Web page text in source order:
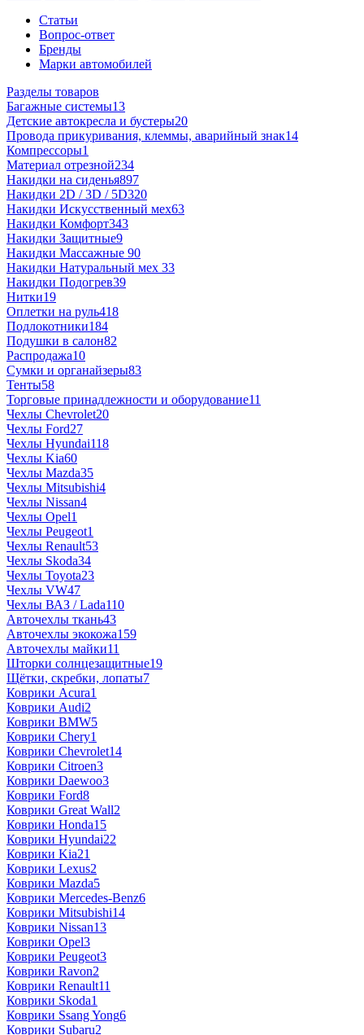
Статьи
Вопрос-ответ
Бренды
Марки автомобилей
Разделы товаров
Багажные системы13
Детские автокресла и бустеры20
Провода прикуривания, клеммы, аварийный знак14
Компрессоры1
Материал отрезной234
Накидки на сиденья897
Накидки 2D / 3D / 5D320
Накидки Искусственный мех63
Накидки Комфорт343
Накидки Защитные9
Накидки Массажные 90
Накидки Натуральный мех 33
Накидки Подогрев39
Нитки19
Оплетки на руль418
Подлокотники184
Подушки в салон82
Распродажа10
Сумки и органайзеры83
Тенты58
Торговые принадлежности и оборудование11
Чехлы Chevrolet20
Чехлы Ford27
Чехлы Hyundai118
Чехлы Kia60
Чехлы Mazda35
Чехлы Mitsubishi4
Чехлы Nissan4
Чехлы Opel1
Чехлы Peugeot1
Чехлы Renault53
Чехлы Skoda34
Чехлы Toyota23
Чехлы VW47
Чехлы ВАЗ / Lada110
Авточехлы ткань43
Авточехлы экокожа159
Авточехлы майки11
Шторки солнцезащитные19
Щётки, скребки, лопаты7
Коврики Acura1
Коврики Audi2
Коврики BMW5
Коврики Chery1
Коврики Chevrolet14
Коврики Citroen3
Коврики Daewoo3
Коврики Ford8
Коврики Great Wall2
Коврики Honda15
Коврики Hyundai22
Коврики Kia21
Коврики Lexus2
Коврики Mazda5
Коврики Mercedes-Benz6
Коврики Mitsubishi14
Коврики Nissan13
Коврики Opel3
Коврики Peugeot3
Коврики Ravon2
Коврики Renault11
Коврики Skoda1
Коврики Ssang Yong6
Коврики Subaru2